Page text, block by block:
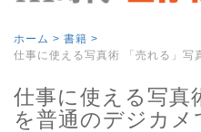
ホーム > 書籍 >
仕事に使える写真術 「売れる」写
仕事に使える写真
を普通のデジカメ